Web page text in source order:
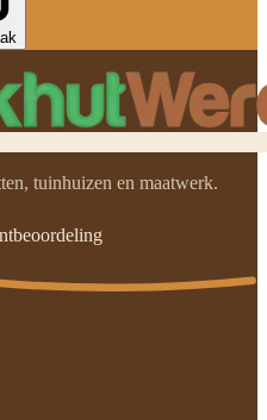
tuinhuizen en maatwerk.